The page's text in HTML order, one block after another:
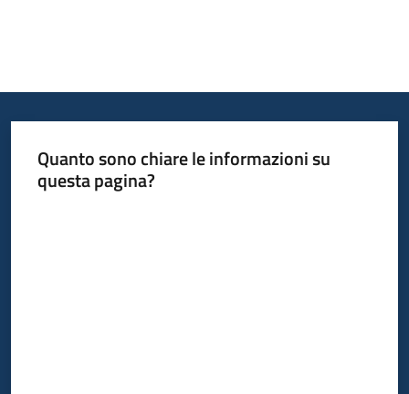
Quanto sono chiare le informazioni su
questa pagina?